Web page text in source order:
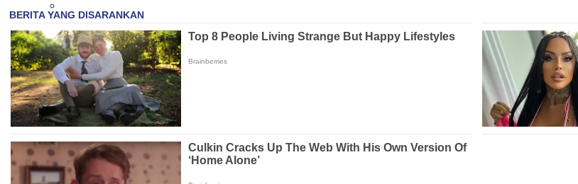
Kalimantan Tengah
Kalimantan Timur
Kalimantan Utara